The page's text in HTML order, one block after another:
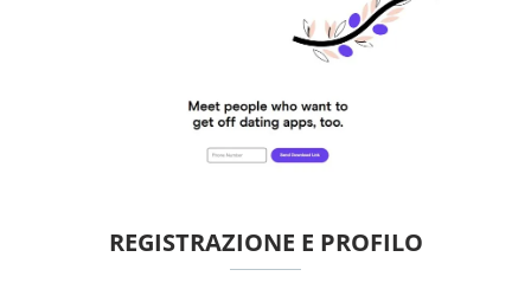
REGISTRAZIONE E PROFILO